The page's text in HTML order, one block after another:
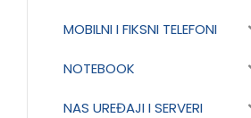
MOBILNI I FIKSNI TELEFONI
NOTEBOOK
NAS UREĐAJI I SERVERI